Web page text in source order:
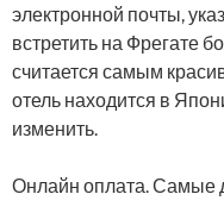
электронной почты,
встретить на Фрегате
считается самым
отель находится в
изменить.
Онлайн оплата. Самые